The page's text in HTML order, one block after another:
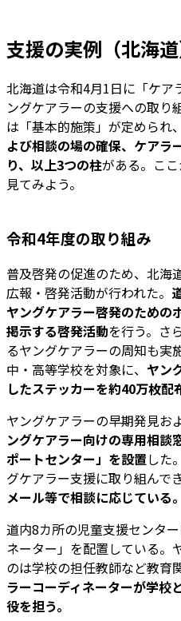
支援の実例（北海道
北海道は令和4月1日に「ケア
ングケアラーの支援への取り
は「基本的施策」が定められ、
よび相談の場の確保、ケアラ
り、以上3つの柱がある。こ
見てみよう。
令和4年度の取り組み
普及啓発の促進のため、北海
広報・啓発活動が行われた。
ヤングケアラー啓発のための
掲示する啓発活動を行う。さ
るヤングケアラーの周知も実
中・高等学校を対象に、 ヤン
したステッカーを約40万枚配
ヤングケアラーの早期発見お
ングケアラー向けの専用相談
ポートセンター」を設置した
グケアラー支援に取り組んで
メール等で相談に応じている。
道内8カ所の児童支援センタ
ネーター」を配置している。
のは学校の担任教師など教育
ラーコーディネーターが学校
役を担う。